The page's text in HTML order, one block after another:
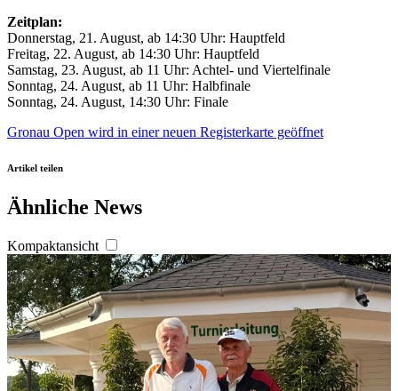
Zeitplan:
Donnerstag, 21. August, ab 14:30 Uhr: Hauptfeld
Freitag, 22. August, ab 14:30 Uhr: Hauptfeld
Samstag, 23. August, ab 11 Uhr: Achtel- und Viertelfinale
Sonntag, 24. August, ab 11 Uhr: Halbfinale
Sonntag, 24. August, 14:30 Uhr: Finale
Gronau Open wird in einer neuen Registerkarte geöffnet
Artikel teilen
Ähnliche News
Kompaktansicht